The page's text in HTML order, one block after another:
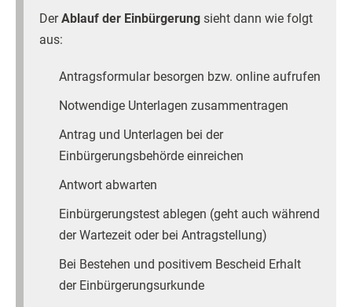
DerAblauf der Einbürgerung sieht dann wie folgt
aus:
Antragsformular besorgen bzw. online aufrufen
Notwendige Unterlagen zusammentragen
Antrag und Unterlagen bei der
Einbürgerungsbehörde einreichen
Antwort abwarten
Einbürgerungstest ablegen (geht auch während
der Wartezeit oder bei Antragstellung)
Bei Bestehen und positivem Bescheid Erhalt
der Einbürgerungsurkunde